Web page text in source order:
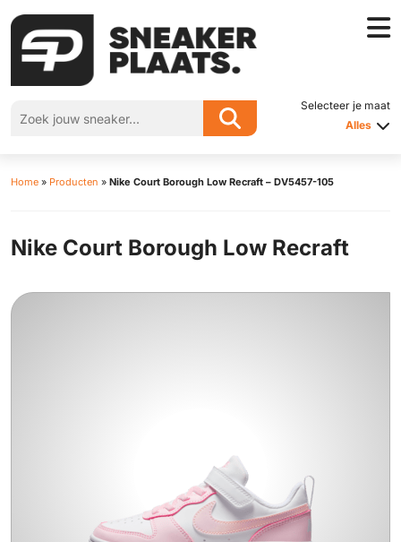
Selecteer je maat
Alles
Home » Producten » Nike Court Borough Low Recraft – DV5457-105
Nike Court Borough Low Recraft